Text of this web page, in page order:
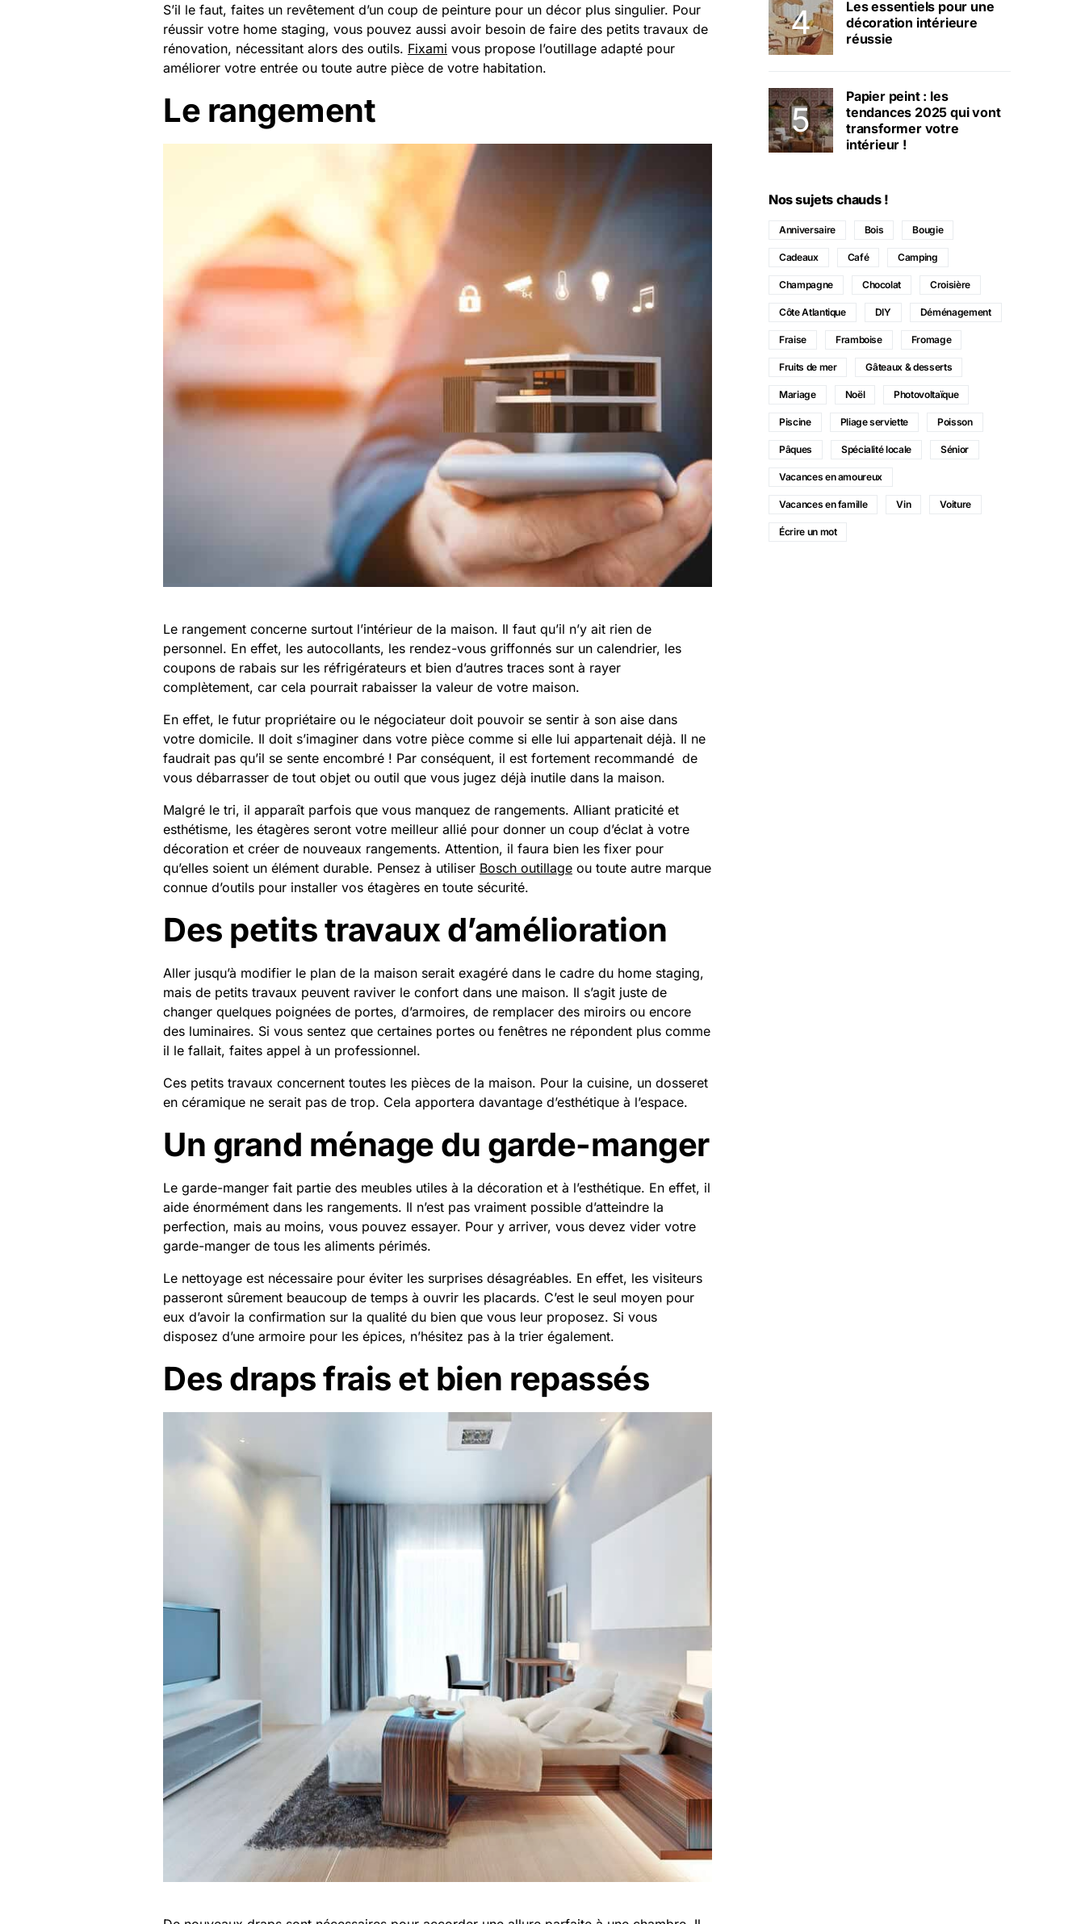
S’il le faut, faites un revêtement d’un coup de peinture pour un décor plus singulier. Pour
réussir votre home staging, vous pouvez aussi avoir besoin de faire des petits travaux de
rénovation, nécessitant alors des outils. Fixami vous propose l’outillage adapté pour
améliorer votre entrée ou toute autre pièce de votre habitation.
Le rangement
Le rangement concerne surtout l’intérieur de la maison. Il faut qu’il n’y ait rien de
personnel. En effet, les autocollants, les rendez-vous griffonnés sur un calendrier, les
coupons de rabais sur les réfrigérateurs et bien d’autres traces sont à rayer
complètement, car cela pourrait rabaisser la valeur de votre maison.
En effet, le futur propriétaire ou le négociateur doit pouvoir se sentir à son aise dans
votre domicile. Il doit s’imaginer dans votre pièce comme si elle lui appartenait déjà. Il ne
faudrait pas qu’il se sente encombré ! Par conséquent, il est fortement recommandé de
vous débarrasser de tout objet ou outil que vous jugez déjà inutile dans la maison.
Malgré le tri, il apparaît parfois que vous manquez de rangements. Alliant praticité et
esthétisme, les étagères seront votre meilleur allié pour donner un coup d’éclat à votre
décoration et créer de nouveaux rangements. Attention, il faura bien les fixer pour
qu’elles soient un élément durable. Pensez à utiliser Bosch outillage ou toute autre marque
connue d’outils pour installer vos étagères en toute sécurité.
Des petits travaux d’amélioration
Aller jusqu’à modifier le plan de la maison serait exagéré dans le cadre du home staging,
mais de petits travaux peuvent raviver le confort dans une maison. Il s’agit juste de
changer quelques poignées de portes, d’armoires, de remplacer des miroirs ou encore
des luminaires. Si vous sentez que certaines portes ou fenêtres ne répondent plus comme
il le fallait, faites appel à un professionnel.
Ces petits travaux concernent toutes les pièces de la maison. Pour la cuisine, un dosseret
en céramique ne serait pas de trop. Cela apportera davantage d’esthétique à l’espace.
Un grand ménage du garde-manger
Le garde-manger fait partie des meubles utiles à la décoration et à l’esthétique. En effet, il
aide énormément dans les rangements. Il n’est pas vraiment possible d’atteindre la
perfection, mais au moins, vous pouvez essayer. Pour y arriver, vous devez vider votre
garde-manger de tous les aliments périmés.
Le nettoyage est nécessaire pour éviter les surprises désagréables. En effet, les visiteurs
passeront sûrement beaucoup de temps à ouvrir les placards. C’est le seul moyen pour
eux d’avoir la confirmation sur la qualité du bien que vous leur proposez. Si vous
disposez d’une armoire pour les épices, n’hésitez pas à la trier également.
Des draps frais et bien repassés
Les essentiels pour une
décoration intérieure
réussie
Papier peint : les
tendances 2025 qui vont
transformer votre
intérieur !
Nos sujets chauds !
Anniversaire Bois Bougie
Cadeaux Café Camping
Champagne Chocolat Croisière
Côte Atlantique DIY Déménagement
Fraise Framboise Fromage
Fruits de mer Gâteaux & desserts
Mariage Noël Photovoltaïque
Piscine Pliage serviette Poisson
Pâques Spécialité locale Sénior
Vacances en amoureux
Vacances en famille Vin Voiture
Écrire un mot